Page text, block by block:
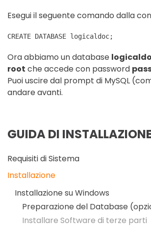
Esegui il seguente comando dalla
CREATE DATABASE logicaldoc;
Ora abbiamo un database
root che accede con password
Puoi uscire dal prompt di MySQL
andare avanti.
GUIDA DI
Requisiti di Sistema
Installazione
Installazione su Windows
Preparazione del Database
Installare Software di terze parti